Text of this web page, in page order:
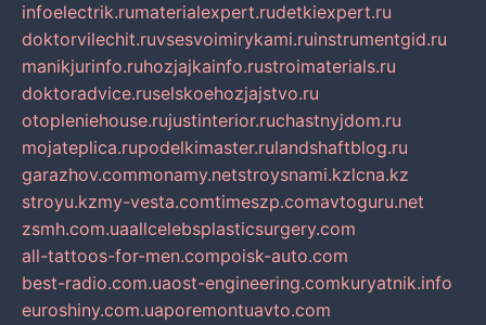
infoelectrik.rumaterialexpert.rudetkiexpert.ru
doktorvilechit.ruvsesvoimirykami.ruinstrumentgid.ru
manikjurinfo.ruhozjajkainfo.rustroimaterials.ru
doktoradvice.ruselskoehozjajstvo.ru
otopleniehouse.rujustinterior.ruchastnyjdom.ru
mojateplica.rupodelkimaster.rulandshaftblog.ru
garazhov.commonamy.netstroysnami.kzlcna.kz
stroyu.kzmy-vesta.comtimeszp.comavtoguru.net
zsmh.com.uaallcelebsplasticsurgery.com
all-tattoos-for-men.compoisk-auto.com
best-radio.com.uaost-engineering.comkuryatnik.info
euroshiny.com.uaporemontuavto.com